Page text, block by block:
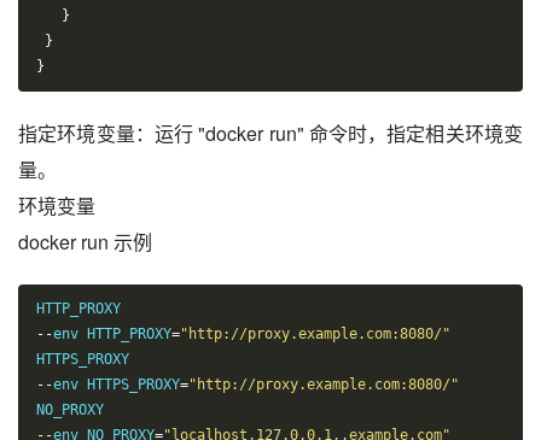
}
}
}
指定环境变量：运行 "docker run" 命令时，指定相关环境变
量。
环境变量
docker run 示例
--env HTTP_PROXY="http://proxy.example.com:8080/"
--env HTTPS_PROXY="http://proxy.example.com:8080/"
--env NO_PROXY="localhost,127.0.0.1,.example.com"